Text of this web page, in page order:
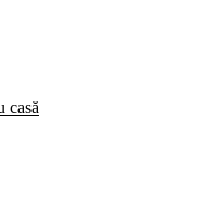
casă